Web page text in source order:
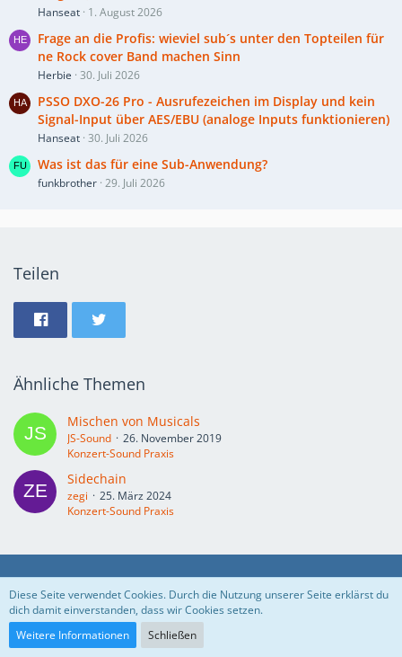
Hanseat 1. August 2026
Frage an die Profis: wieviel sub´s unter den Topteilen für
ne Rock cover Band machen Sinn
Herbie 30. Juli 2026
PSSO DXO-26 Pro - Ausrufezeichen im Display und kein
Signal-Input über AES/EBU (analoge Inputs funktionieren)
Hanseat 30. Juli 2026
Was ist das für eine Sub-Anwendung?
funkbrother 29. Juli 2026
Teilen
Ähnliche Themen
Mischen von Musicals
JS-Sound
26. November 2019
Konzert-Sound Praxis
Sidechain
zegi
25. März 2024
Konzert-Sound Praxis
Stil ändern
Datenschutzerklärung Impressum
Doppelaccount beantragen
Diese Seite verwendet Cookies. Durch die Nutzung unserer Seite erklärst du
dich damit einverstanden, dass wir Cookies setzen.
Weitere Informationen
Schließen